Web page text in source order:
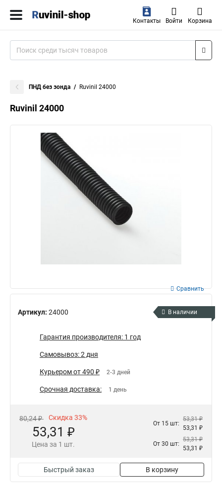
Контакты Войти Корзина
ПНД без зонда Ruvinil 24000
Ruvinil 24000
Артикул: 24000
Сравнить
В наличии
Гарантия производителя: 1 год
Самовывоз: 2 дня
Курьером от 490 ₽ 2-3 дней
Срочная доставка: 1 день
80,24 ₽ Скидка 33%
53,31 ₽
Цена за 1 шт.
От 15 шт:
53,31 ₽
53,31 ₽
От 30 шт:
53,31 ₽
53,31 ₽
Быстрый заказ В корзину